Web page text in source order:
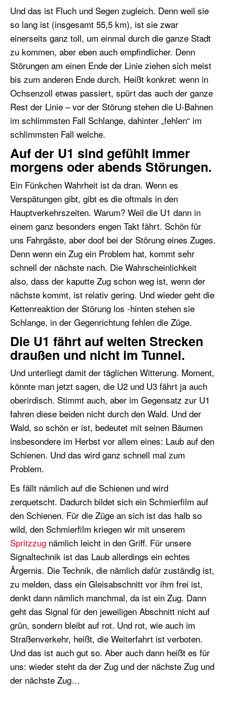
Und das ist Fluch und Segen zugleich. Denn weil sie
so lang ist (insgesamt 55,5 km), ist sie zwar
einerseits ganz toll, um einmal durch die ganze Stadt
zu kommen, aber eben auch empfindlicher. Denn
Störungen am einen Ende der Linie ziehen sich meist
bis zum anderen Ende durch. Heißt konkret: wenn in
Ochsenzoll etwas passiert, spürt das auch der ganze
Rest der Linie – vor der Störung stehen die U-Bahnen
im schlimmsten Fall Schlange, dahinter „fehlen“ im
schlimmsten Fall welche.
Auf der U1 sind gefühlt immer
morgens oder abends Störungen.
Ein Fünkchen Wahrheit ist da dran. Wenn es
Verspätungen gibt, gibt es die oftmals in den
Hauptverkehrszeiten. Warum? Weil die U1 dann in
einem ganz besonders engen Takt fährt. Schön für
uns Fahrgäste, aber doof bei der Störung eines Zuges.
Denn wenn ein Zug ein Problem hat, kommt sehr
schnell der nächste nach. Die Wahrscheinlichkeit
also, dass der kaputte Zug schon weg ist, wenn der
nächste kommt, ist relativ gering. Und wieder geht die
Kettenreaktion der Störung los -hinten stehen sie
Schlange, in der Gegenrichtung fehlen die Züge.
Die U1 fährt auf weiten Strecken
draußen und nicht im Tunnel.
Und unterliegt damit der täglichen Witterung. Moment,
könnte man jetzt sagen, die U2 und U3 fährt ja auch
oberirdisch. Stimmt auch, aber im Gegensatz zur U1
fahren diese beiden nicht durch den Wald. Und der
Wald, so schön er ist, bedeutet mit seinen Bäumen
insbesondere im Herbst vor allem eines: Laub auf den
Schienen. Und das wird ganz schnell mal zum
Problem.
Es fällt nämlich auf die Schienen und wird
zerquetscht. Dadurch bildet sich ein Schmierfilm auf
den Schienen. Für die Züge an sich ist das halb so
wild, den Schmierfilm kriegen wir mit unserem
Spritzzug nämlich leicht in den Griff. Für unsere
Signaltechnik ist das Laub allerdings ein echtes
Ärgernis. Die Technik, die nämlich dafür zuständig ist,
zu melden, dass ein Gleisabschnitt vor ihm frei ist,
denkt dann nämlich manchmal, da ist ein Zug. Dann
geht das Signal für den jeweiligen Abschnitt nicht auf
grün, sondern bleibt auf rot. Und rot, wie auch im
Straßenverkehr, heißt, die Weiterfahrt ist verboten.
Und das ist auch gut so. Aber auch dann heißt es für
uns: wieder steht da der Zug und der nächste Zug und
der nächste Zug…